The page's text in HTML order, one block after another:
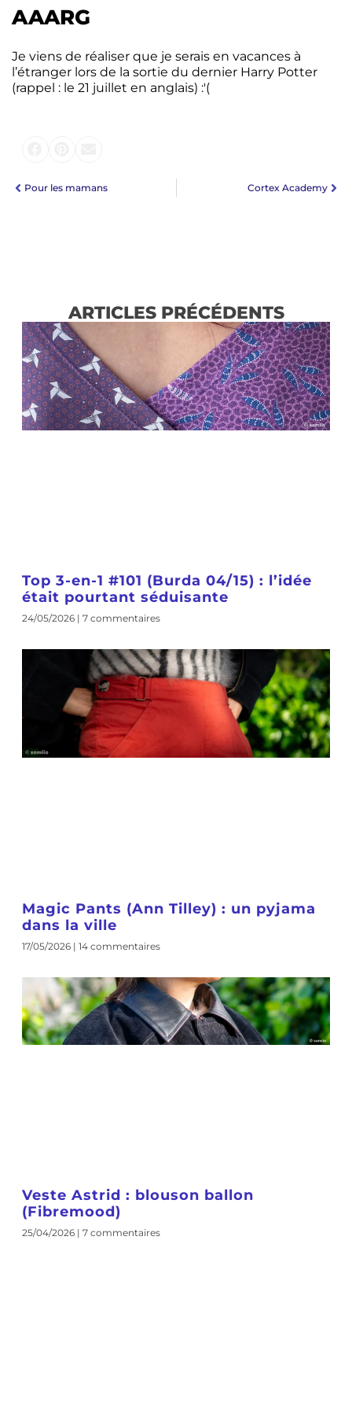
AAARG
Je viens de réaliser que je serais en vacances à
l’étranger lors de la sortie du dernier Harry Potter
(rappel : le 21 juillet en anglais) :'(
Pour les mamans Cortex Academy
ARTICLES PRÉCÉDENTS
Top 3-en-1 #101 (Burda 04/15) : l’idée
était pourtant séduisante
24/05/2026 7 commentaires
Magic Pants (Ann Tilley) : un pyjama
dans la ville
17/05/2026 14 commentaires
Veste Astrid : blouson ballon
(Fibremood)
25/04/2026 7 commentaires